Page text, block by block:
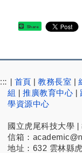
Share
::: 首頁 教務長室
組
推廣教育中心
學資源中心
國立虎尾科技大學
信箱：
地址：632 雲林縣